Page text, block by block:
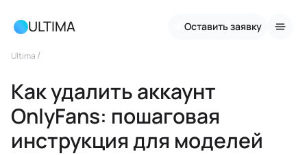
ULTIMA Оставить заявку
Ultima /
Как удалить аккаунт
OnlyFans: пошаговая
инструкция для моделей